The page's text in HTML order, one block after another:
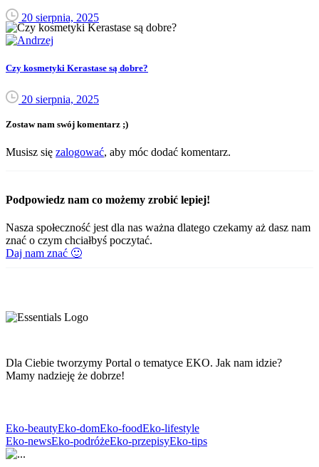
20 sierpnia, 2025
Czy kosmetyki Kerastase są dobre?
20 sierpnia, 2025
Zostaw nam swój komentarz ;)
Musisz się zalogować, aby móc dodać komentarz.
Podpowiedz nam co możemy zrobić lepiej!
Nasza społeczność jest dla nas ważna dlatego czekamy aż dasz nam
znać o czym chciałbyś poczytać.
Daj nam znać 🙂
Dla Ciebie tworzymy Portal o tematyce EKO. Jak nam idzie?
Mamy nadzieję że dobrze!
Eko-beautyEko-domEko-foodEko-lifestyle
Eko-newsEko-podróżeEko-przepisyEko-tips